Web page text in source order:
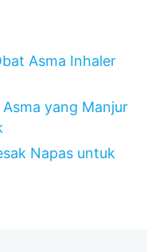
Asma Inhaler
yang Manjur
Napas untuk